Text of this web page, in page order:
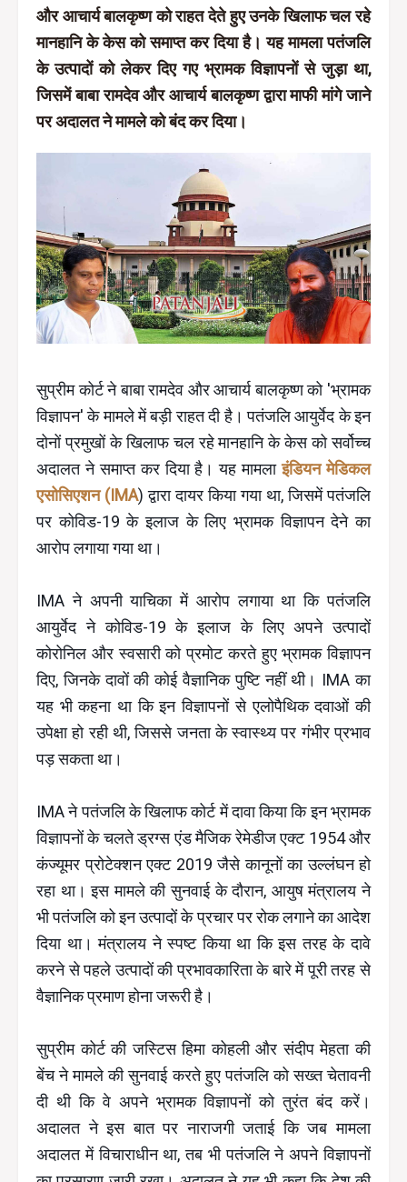
और आचार्य बालकृष्ण को राहत देते हुए उनके खिलाफ चल रहे
मानहानि के केस को समाप्त कर दिया है। यह मामला पतंजलि
के उत्पादों को लेकर दिए गए भ्रामक विज्ञापनों से जुड़ा था,
जिसमें बाबा रामदेव और आचार्य बालकृष्ण द्वारा माफी मांगे जाने
पर अदालत ने मामले को बंद कर दिया।
सुप्रीम कोर्ट ने बाबा रामदेव और आचार्य बालकृष्ण को 'भ्रामक
विज्ञापन' के मामले में बड़ी राहत दी है। पतंजलि आयुर्वेद के इन
दोनों प्रमुखों के खिलाफ चल रहे मानहानि के केस को सर्वोच्च
अदालत ने समाप्त कर दिया है। यह मामलाइंडियन मेडिकल
एसोसिएशन (IMA) द्वारा दायर किया गया था, जिसमें पतंजलि
पर कोविड-19 के इलाज के लिए भ्रामक विज्ञापन देने का
आरोप लगाया गया था।
IMA ने अपनी याचिका में आरोप लगाया था कि पतंजलि
आयुर्वेद ने कोविड-19 के इलाज के लिए अपने उत्पादों
कोरोनिल और स्वसारी को प्रमोट करते हुए भ्रामक विज्ञापन
दिए, जिनके दावों की कोई वैज्ञानिक पुष्टि नहीं थी। IMA का
यह भी कहना था कि इन विज्ञापनों से एलोपैथिक दवाओं की
उपेक्षा हो रही थी, जिससे जनता के स्वास्थ्य पर गंभीर प्रभाव
पड़ सकता था।
IMA ने पतंजलि के खिलाफ कोर्ट में दावा किया कि इन भ्रामक
विज्ञापनों के चलते ड्रग्स एंड मैजिक रेमेडीज एक्ट 1954 और
कंज्यूमर प्रोटेक्शन एक्ट 2019 जैसे कानूनों का उल्लंघन हो
रहा था। इस मामले की सुनवाई के दौरान, आयुष मंत्रालय ने
भी पतंजलि को इन उत्पादों के प्रचार पर रोक लगाने का आदेश
दिया था। मंत्रालय ने स्पष्ट किया था कि इस तरह के दावे
करने से पहले उत्पादों की प्रभावकारिता के बारे में पूरी तरह से
वैज्ञानिक प्रमाण होना जरूरी है।
सुप्रीम कोर्ट की जस्टिस हिमा कोहली और संदीप मेहता की
बेंच ने मामले की सुनवाई करते हुए पतंजलि को सख्त चेतावनी
दी थी कि वे अपने भ्रामक विज्ञापनों को तुरंत बंद करें।
अदालत ने इस बात पर नाराजगी जताई कि जब मामला
अदालत में विचाराधीन था, तब भी पतंजलि ने अपने विज्ञापनों